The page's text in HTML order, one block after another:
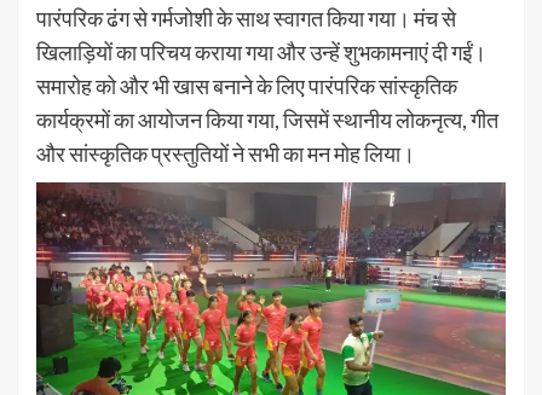
पारंपरिक ढंग से गर्मजोशी के साथ स्वागत किया गया। मंच से
खिलाड़ियों का परिचय कराया गया और उन्हें शुभकामनाएं दी गईं।
समारोह को और भी खास बनाने के लिए पारंपरिक सांस्कृतिक
कार्यक्रमों का आयोजन किया गया, जिसमें स्थानीय लोकनृत्य, गीत
और सांस्कृतिक प्रस्तुतियों ने सभी का मन मोह लिया।